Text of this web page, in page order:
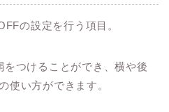
の設定を行う項目。
つけることができ、横や後
使い方ができます。